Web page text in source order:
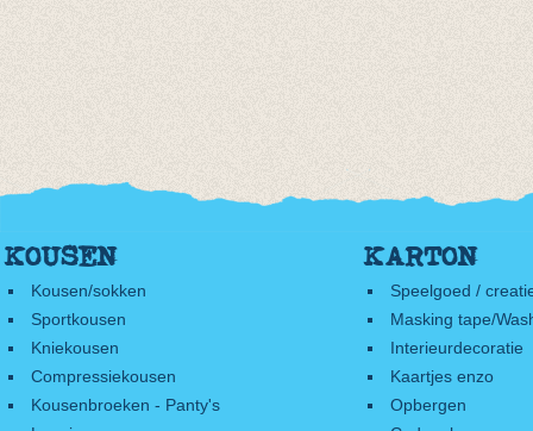
KOUSEN
Kousen/sokken
Sportkousen
Kniekousen
Compressiekousen
Kousenbroeken - Panty's
KARTON
Speelgoed /
Masking tape/
Interieurdecoratie
Kaartjes enzo
Opbergen